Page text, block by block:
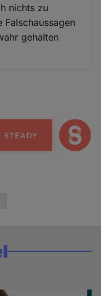
nichts zu
Falschaussagen
gehalten